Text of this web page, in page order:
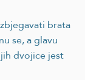
brata
se, a glavu
dvojice jest